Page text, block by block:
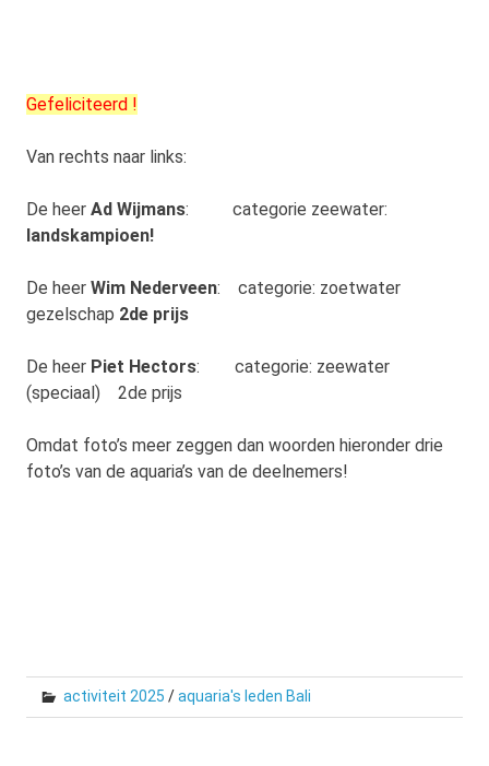
Gefeliciteerd !
Van rechts naar links:
De heer Ad Wijmans: categorie zeewater:
landskampioen!
De heer Wim Nederveen: categorie: zoetwater
gezelschap 2de prijs
De heer Piet Hectors: categorie: zeewater
(speciaal) 2de prijs
Omdat foto’s meer zeggen dan woorden hieronder drie
foto’s van de aquaria’s van de deelnemers!
activiteit 2025 /aquaria's leden Bali